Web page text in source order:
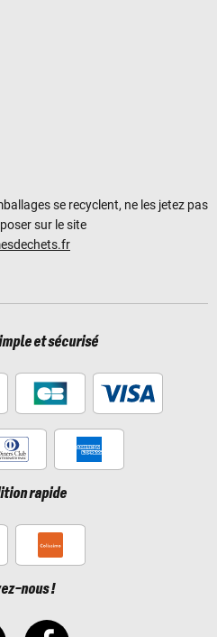
se recyclent, ne les jetez pas
sur le site
et sécurisé
rapide
nous !